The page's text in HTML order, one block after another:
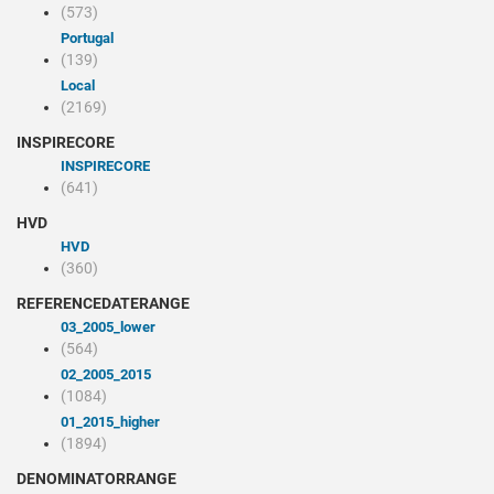
(573)
Portugal
(139)
Local
(2169)
INSPIRECORE
INSPIRECORE
(641)
HVD
HVD
(360)
REFERENCEDATERANGE
03_2005_lower
(564)
02_2005_2015
(1084)
01_2015_higher
(1894)
DENOMINATORRANGE